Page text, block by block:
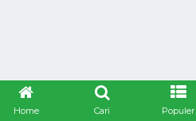
Home Cari Populer